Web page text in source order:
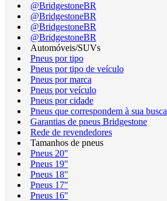
@BridgestoneBR
@BridgestoneBR
@BridgestoneBR
@BridgestoneBR
Automóveis/SUVs
Pneus por tipo
Pneus por tipo de veículo
Pneus por marca
Pneus por veículo
Pneus por cidade
Pneus que correspondem à sua busca
Garantias de pneus Bridgestone
Rede de revendedores
Tamanhos de pneus
Pneus 20"
Pneus 19"
Pneus 18"
Pneus 17"
Pneus 16"